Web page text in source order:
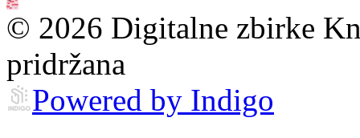
© 2026 Digitalne zbirke
pridržana
Powered by Indigo